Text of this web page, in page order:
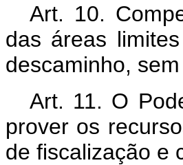
Art. 10.
das áreas
descaminho,
Art. 11. O
prover os
de fiscalização e